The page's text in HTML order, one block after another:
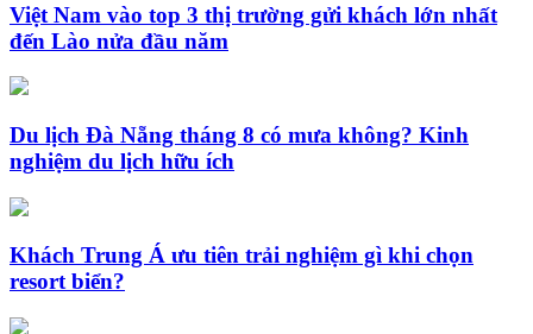
Việt Nam vào top 3 thị trường gửi khách lớn nhất
đến Lào nửa đầu năm
Du lịch Đà Nẵng tháng 8 có mưa không? Kinh
nghiệm du lịch hữu ích
Khách Trung Á ưu tiên trải nghiệm gì khi chọn
resort biển?